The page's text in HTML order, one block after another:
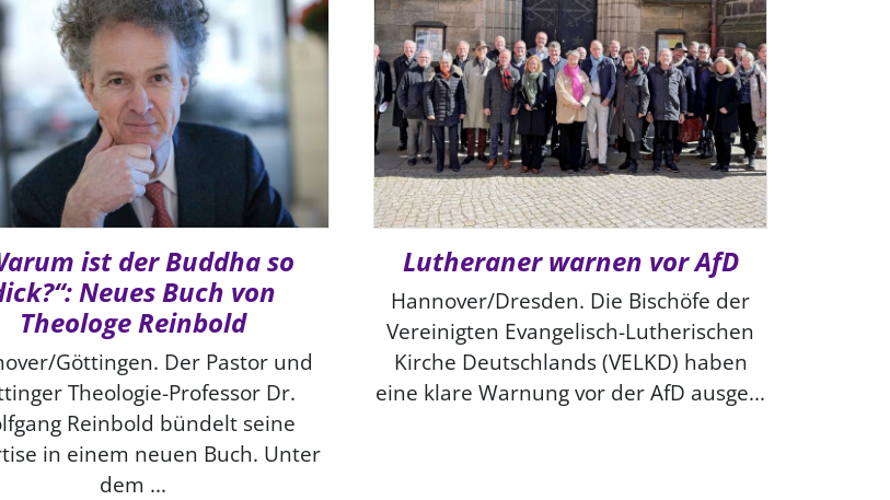
ist der Buddha so
Neues Buch von
Theologe Reinbold
Göttingen. Der Pastor und
Theologie-Professor Dr.
Reinbold bündelt seine
in einem neuen Buch. Unter
dem ...
Lutheraner warnen vor AfD
Hannover/Dresden. Die Bischöfe der
Vereinigten Evangelisch-Lutherischen
Kirche Deutschlands (VELKD) haben
eine klare Warnung vor der AfD ausge...